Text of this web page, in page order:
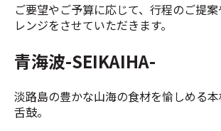
ご要望やご予算に応じて、行程のご提
レンジをさせていただきます。
青海波-SEIKAIHA-
淡路島の豊かな山海の食材を愉しめる
舌鼓。